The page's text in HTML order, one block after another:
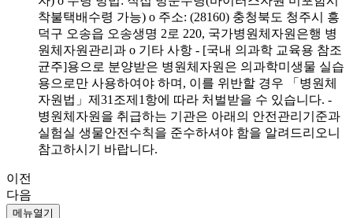
착불택배수령 가능) o 주소: (28160) 충청북도 청주시 흥
덕구 오송읍 오송생명 2로 220, 국가병원체자원은행 병
원체자원관리과 o 기타 사항 - [국내 의과학 교육용 참조
균주]용으로 분양받은 병원체자원은 의과학미생물 실습
용으로만 사용하여야 하며, 이를 위반할 경우 「병원체
자원법」제31조제1항에 따라 처벌받을 수 있습니다. -
병원체자원을 취급하는 기관은 아래의 안전관리기준과
실험실 생물안전수칙을 준수하셔야 함을 알려드리오니
참고하시기 바랍니다.
이전
다음
메뉴열기